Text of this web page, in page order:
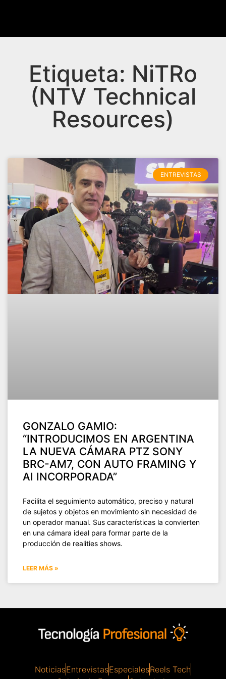
Etiqueta: NiTRo
(NTV Technical
Resources)
ENTREVISTAS
GONZALO GAMIO:
“INTRODUCIMOS EN ARGENTINA
LA NUEVA CÁMARA PTZ SONY
BRC-AM7, CON AUTO FRAMING Y
AI INCORPORADA”
Facilita el seguimiento automático, preciso y natural
de sujetos y objetos en movimiento sin necesidad de
un operador manual. Sus características la convierten
en una cámara ideal para formar parte de la
producción de realities shows.
LEER MÁS »
NoticiasEntrevistasEspecialesReels Tech